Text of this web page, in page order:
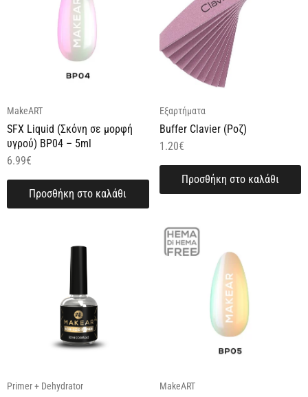
MakeART
SFX Liquid (Σκόνη σε μορφή
υγρού) BP04 – 5ml
6.99€
Προσθήκη στο καλάθι
Εξαρτήματα
Buffer Clavier (Ροζ)
1.20€
Προσθήκη στο καλάθι
Primer + Dehydrator MakeART